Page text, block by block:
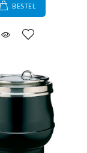
BESTEL